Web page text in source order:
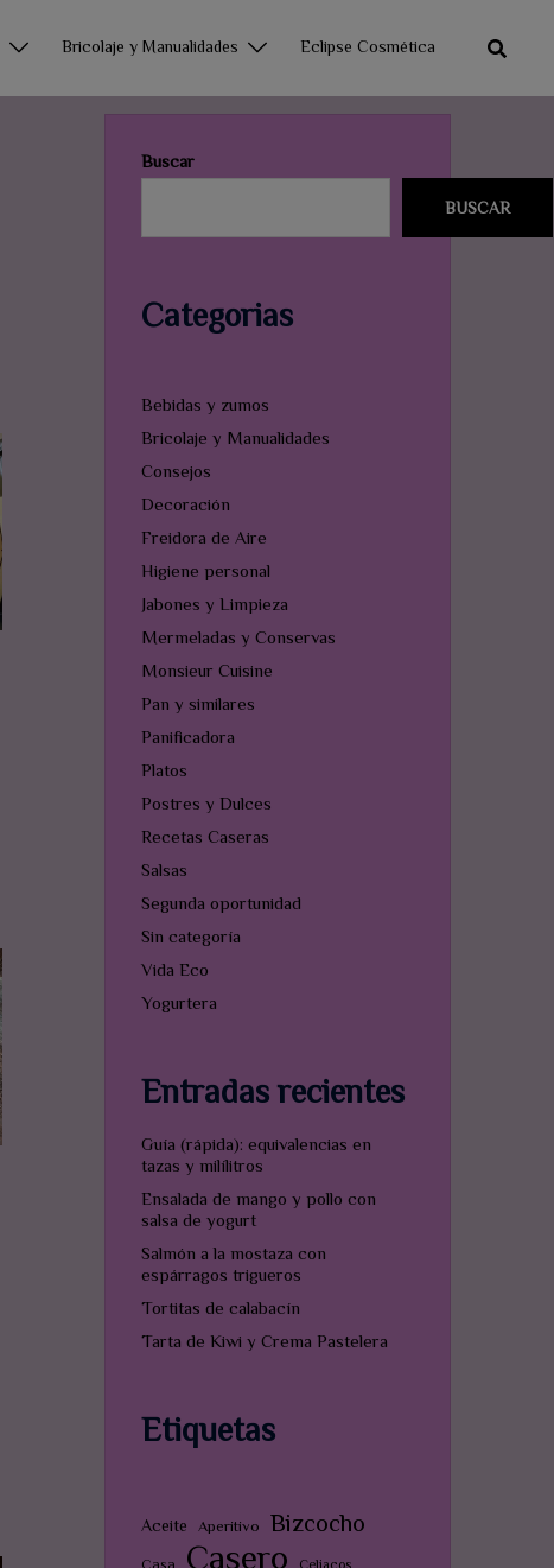
Bricolaje y Manualidades Eclipse Cosmética
Buscar
BUSCAR
Categorias
Bebidas y zumos
Bricolaje y Manualidades
Consejos
Decoración
Freidora de Aire
Higiene personal
Jabones y Limpieza
Mermeladas y Conservas
Monsieur Cuisine
Pan y similares
Panificadora
Platos
Postres y Dulces
Recetas Caseras
Salsas
Segunda oportunidad
Sin categoría
Vida Eco
Yogurtera
Entradas recientes
Guía (rápida): equivalencias en
tazas y milílitros
Ensalada de mango y pollo con
salsa de yogurt
Salmón a la mostaza con
espárragos trigueros
Tortitas de calabacín
Tarta de Kiwi y Crema Pastelera
Etiquetas
Aceite Aperitivo Bizcocho
Casa Casero Celiacos